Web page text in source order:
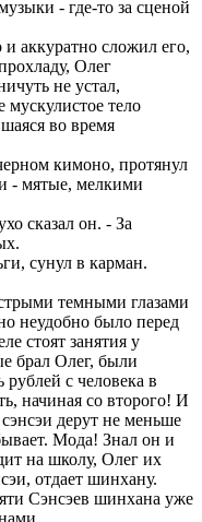
- где-то за сценой
аккуратно сложил его,
Олег
не устал,
тело
во время
кимоно, протянул
- мятые, мелкими
сказал он. - За
сунул в карман.
темными глазами
неудобно было перед
стоят занятия у
брал Олег, были
с человека в
начиная со второго! И
дерут не меньше
Мода! Знал он и
на школу, Олег их
отдает шинхану.
Сэнсэев шинхана уже